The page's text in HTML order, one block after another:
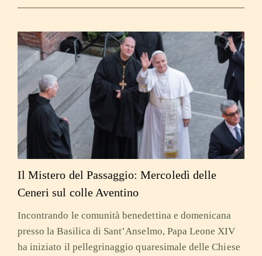
Il Mistero del Passaggio: Mercoledì delle
Ceneri sul colle Aventino
Incontrando le comunità benedettina e domenicana
presso la Basilica di Sant’Anselmo, Papa Leone XIV
ha iniziato il pellegrinaggio quaresimale delle Chiese